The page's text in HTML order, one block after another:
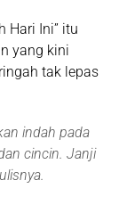
Hari Ini” itu
yang kini
tak lepas
indah pada
cincin. Janji